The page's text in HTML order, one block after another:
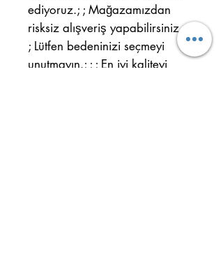
ediyoruz.; ; Mağazamızdan
risksiz alışveriş yapabilirsiniz.; ;
; Lütfen bedeninizi seçmeyi
unutmayın.; ; ; En iyi kaliteyi